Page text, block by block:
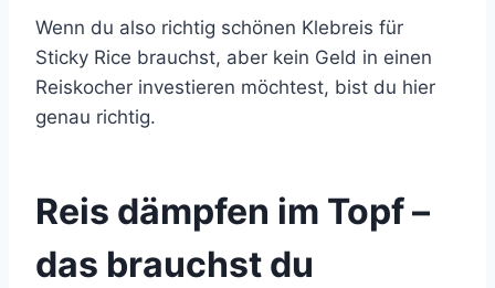
Wenn du also richtig schönen Klebreis für
Sticky Rice brauchst, aber kein Geld in einen
Reiskocher investieren möchtest, bist du hier
genau richtig.
Reis dämpfen im Topf –
das brauchst du